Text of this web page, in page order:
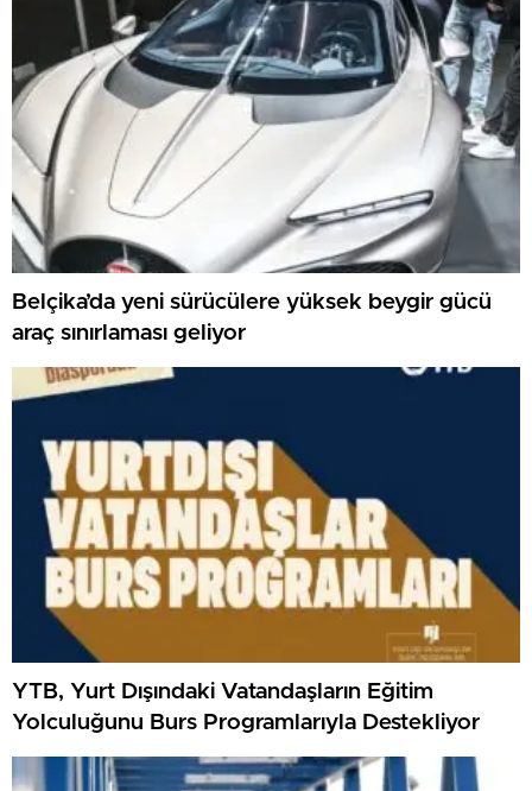
Belçika’da yeni sürücülere yüksek beygir gücü
araç sınırlaması geliyor
YTB, Yurt Dışındaki Vatandaşların Eğitim
Yolculuğunu Burs Programlarıyla Destekliyor